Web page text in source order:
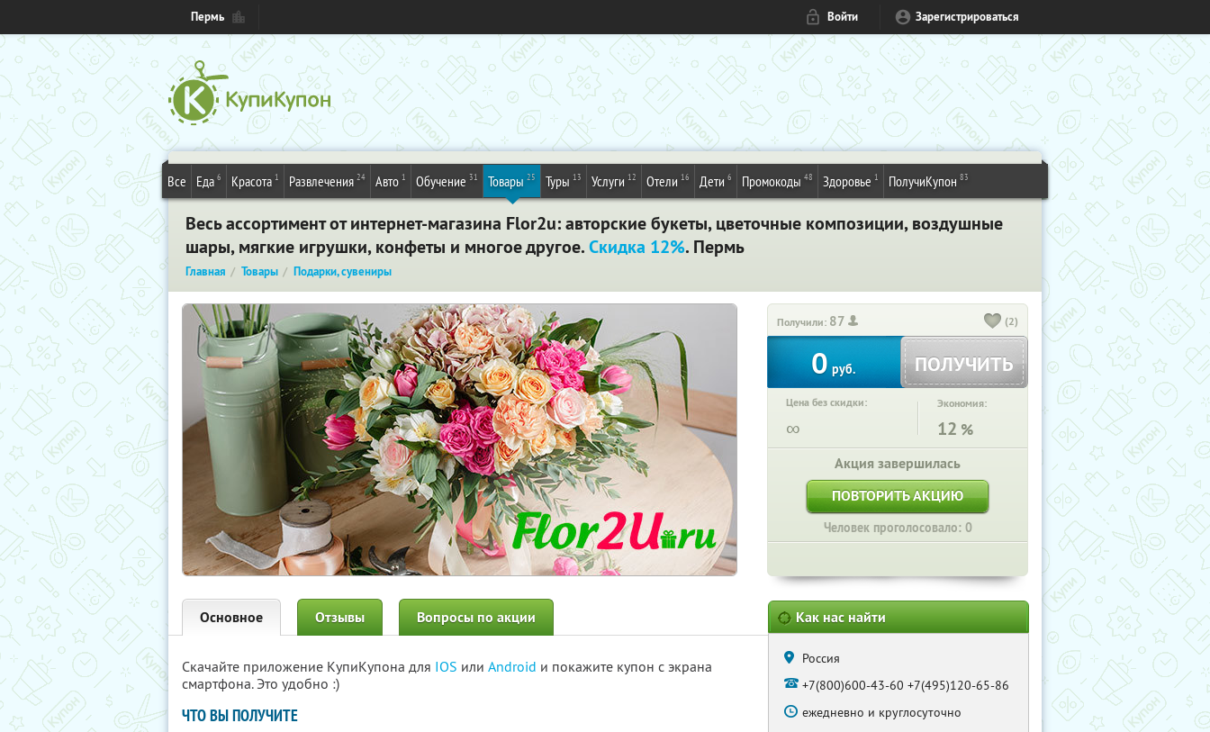
Пермь Войти Зарегистрироваться
Все Еда 6 Красота 1 Развлечения 24 Авто 1 Обучение 31 Товары 25 Туры 13 Услуги 12 Отели 16 Дети 6 Промокоды 48 Здоровье 1 ПолучиКупон 83
Весь ассортимент от интернет-магазина Flor2u: авторские букеты, цветочные композиции, воздушные
шары, мягкие игрушки, конфеты и многое другое.Скидка 12%. Пермь
Главная Товары Подарки, сувениры
Получили: 87 (2)
0 руб. ПОЛУЧИТЬ
Цена без скидки:
∞
Экономия:
12 %
Акция завершилась
ПОВТОРИТЬ АКЦИЮ
Человек проголосовало: 0
Основное Отзывы Вопросы по акции
Скачайте приложение КупиКупона для IOS или Android и покажите купон с экрана
смартфона. Это удобно :)
ЧТО ВЫ ПОЛУЧИТЕ
Как нас найти
Россия
+7(800)600-43-60 +7(495)120-65-86
ежедневно и круглосуточно